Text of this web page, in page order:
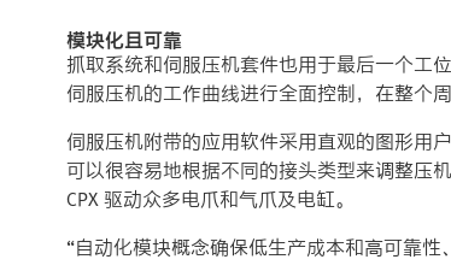
模块化且可靠
抓取系统和伺服压机套件也用于最后一个工
伺服压机的工作曲线进行全面控制，在整个
伺服压机附带的应用软件采用直观的图形用
可以很容易地根据不同的接头类型来调整压
CPX 驱动众多电爪和气爪及电缸。
“自动化模块概念确保低生产成本和高可靠性